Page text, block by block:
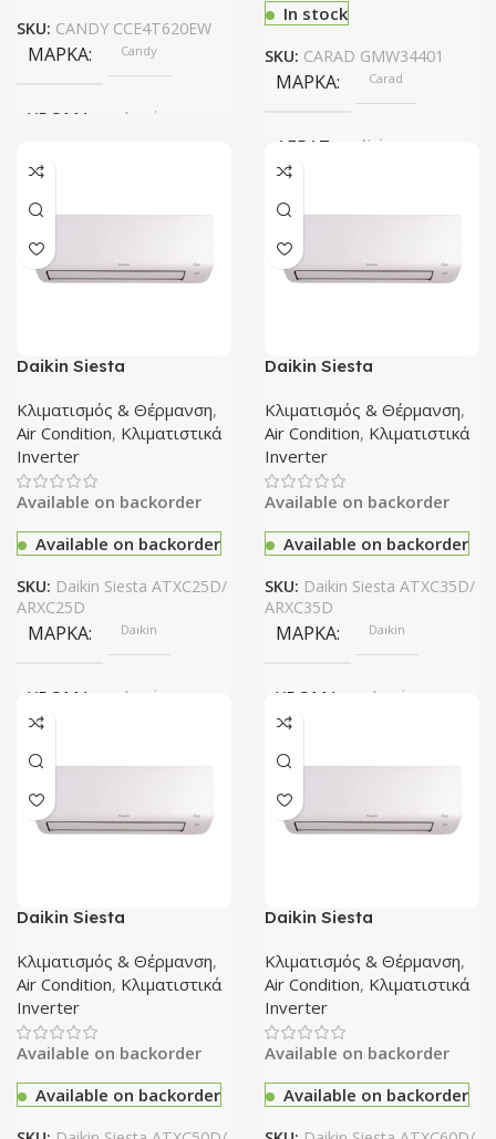
SKU: CANDY CCE4T620EW
ΜΆΡΚΑ Candy
ΧΡΏΜΑ Λευκό
ΔΙΑΣΤΆΣΕΙΣ
(ΥxΠxΒ) : 2000x595x658
WI FI
ΤΎΠΟΣ ΨΎΞΗΣ
FULL NO FROST
In stock
SKU: CARAD GMW34401
ΜΆΡΚΑ Carad
ΑΈΡΑΣ Ναί
ΔΙΑΣΤΆΣΕΙΣ
(Υ x Π x Β)mm 850 x 600 x 660
ΧΡΏΜΑ Λευκό
Daikin Siesta
Κλιματιστικό Inverter 9000
BTU A++/A+++ με Wi-Fi
Κλιματισμός & Θέρμανση,
Air Condition, Κλιματιστικά
Inverter
Available on backorder
Available on backorder
SKU: Daikin Siesta ATXC25D/
ARXC25D
ΜΆΡΚΑ Daikin
ΧΡΏΜΑ Λευκό
ΕΝΕΡΓΕΙΑΚΉ ΚΛΆΣΗ
A++/A+++
9000Btu
WIFI Wifi Ready
Daikin Siesta
Κλιματιστικό Inverter
12000 BTU A++/A+++
Κλιματισμός & Θέρμανση,
Air Condition, Κλιματιστικά
Inverter
Available on backorder
Available on backorder
SKU: Daikin Siesta ATXC35D/
ARXC35D
ΜΆΡΚΑ Daikin
ΧΡΏΜΑ Λευκό
ΕΝΕΡΓΕΙΑΚΉ ΚΛΆΣΗ
A++/A+++
12000btu
WIFI Wifi Ready
Daikin Siesta
Κλιματιστικό Inverter
18000 BTU A++/A+++
Κλιματισμός & Θέρμανση,
Air Condition, Κλιματιστικά
Inverter
Available on backorder
Available on backorder
Daikin Siesta
Κλιματιστικό Inverter
21000 BTU A++/A+++
Κλιματισμός & Θέρμανση,
Air Condition, Κλιματιστικά
Inverter
Available on backorder
Available on backorder